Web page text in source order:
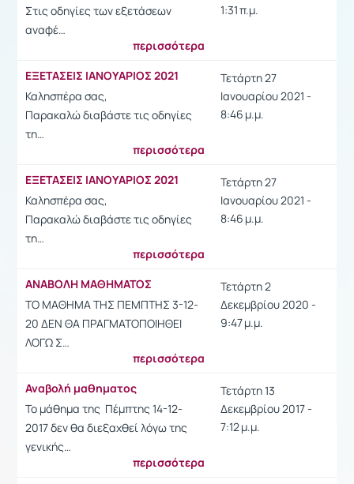
Στις οδηγίες των εξετάσεων
αναφέ…
περισσότερα
1:31 π.μ.
ΕΞΕΤΑΣΕΙΣ ΙΑΝΟΥΑΡΙΟΣ 2021
Καλησπέρα σας,
Παρακαλώ διαβάστε τις οδηγίες
τη…
περισσότερα
Τετάρτη 27
Ιανουαρίου 2021 -
8:46 μ.μ.
ΕΞΕΤΑΣΕΙΣ ΙΑΝΟΥΑΡΙΟΣ 2021
Καλησπέρα σας,
Παρακαλώ διαβάστε τις οδηγίες
τη…
περισσότερα
Τετάρτη 27
Ιανουαρίου 2021 -
8:46 μ.μ.
ΑΝΑΒΟΛΗ ΜΑΘΗΜΑΤΟΣ
ΤΟ ΜΑΘΗΜΑ ΤΗΣ ΠΕΜΠΤΗΣ 3-12-
20 ΔΕΝ ΘΑ ΠΡΑΓΜΑΤΟΠΟΙΗΘΕΙ
ΛΟΓΩ Σ…
περισσότερα
Τετάρτη 2
Δεκεμβρίου 2020 -
9:47 μ.μ.
Αναβολή μαθηματος
Το μάθημα της Πέμπτης 14-12-
2017 δεν θα διεξαχθεί λόγω της
γενικής…
περισσότερα
Τετάρτη 13
Δεκεμβρίου 2017 -
7:12 μ.μ.